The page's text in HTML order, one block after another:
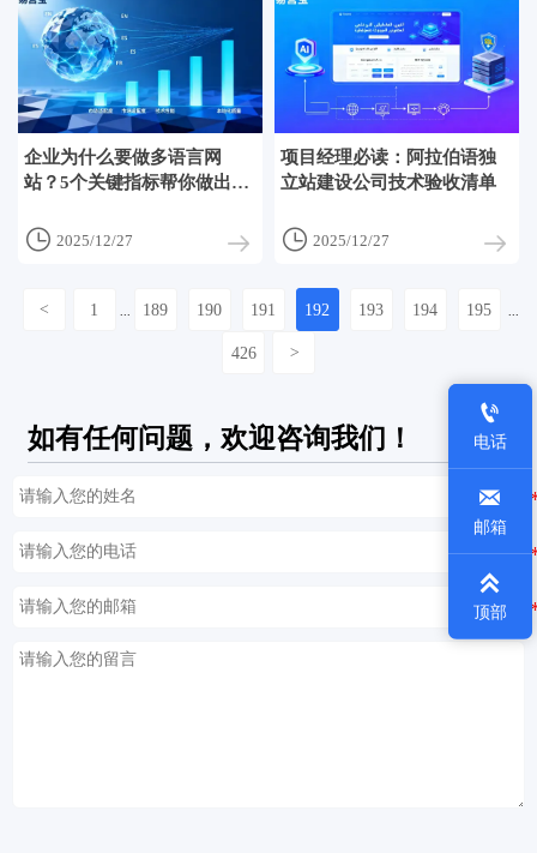
企业为什么要做多语言网
站？5个关键指标帮你做出选
 2025/12/27
项目经理必读：阿拉伯语独
立站建设公司技术验收清单
 2025/12/27
< 1 189 190 191 192 193 194 195
426 >
如有任何问题，欢迎咨询我们！

电话

邮箱

顶部